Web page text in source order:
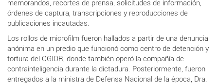
memorandos, recortes de prensa, solicitudes de información,
órdenes de captura, transcripciones y reproducciones de
publicaciones incautadas.
Los rollos de microfilm fueron hallados a partir de una denuncia
anónima en un predio que funcionó como centro de detención y
tortura del CGIOR, donde también operó la compañía de
contrainteligencia durante la dictadura. Posteriormente, fueron
entregados a la ministra de Defensa Nacional de la época, Dra.